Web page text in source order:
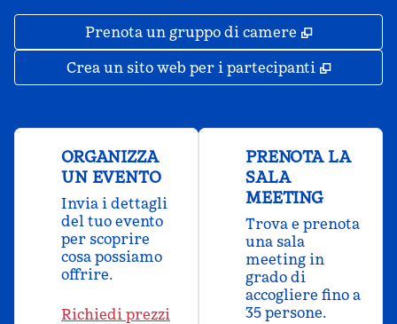
Prenota un gruppo di camere ,
Crea un sito web per i partecipanti ,
ORGANIZZA
UN EVENTO
Invia i dettagli
del tuo evento
per scoprire
cosa possiamo
offrire.
Richiedi prezzi
PRENOTA LA
SALA
MEETING
Trova e prenota
una sala
meeting in
grado di
accogliere fino a
35 persone.